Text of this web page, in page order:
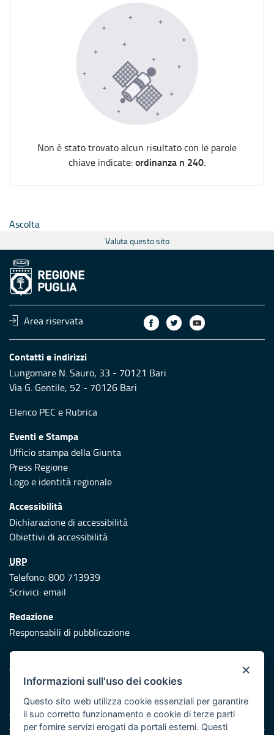
Non è stato trovato alcun risultato con le parole
chiave indicate:ordinanza n 240.
Ascolta
Valuta questo sito
Area riservata
Contatti e indirizzi
Lungomare N. Sauro, 33 - 70121 Bari
Via G. Gentile, 52 - 70126 Bari
Elenco PEC e Rubrica
Eventi e Stampa
Ufficio stampa della Giunta
Press Regione
Logo e identità regionale
Accessibilità
Dichiarazione di accessibilità
Obiettivi di accessibilità
URP
Telefono: 800 713939
Scrivici:email
Redazione
Responsabili di pubblicazione
Protezione civile
Vai al sito di Protezione Civile Puglia
Iniziativa finanziata con risorse del POR Puglia 2014/2020 -
Asse XI
×
Informazioni sull'uso dei cookies
Questo sito web utilizza cookie essenziali per garantire
il suo corretto funzionamento e cookie di terze parti
per fornire servizi erogati da portali esterni. Questi